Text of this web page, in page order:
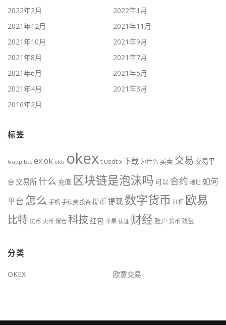
2022年2月
2022年1月
2021年12月
2021年11月
2021年10月
2021年9月
2021年8月
2021年7月
2021年6月
2021年5月
2021年4月
2021年3月
2016年2月
标签
6 app btc exok okb okext usdtx下载 为什么 买卖 交易 交易平
台 交易所 什么 充值 区块链是泡沫吗 可以 合约 地址 如何
平台 怎么 手机 手续费 投资 提币 提现 数字货币 杠杆 欧易
比特法币 火币 爆仓 科技 红包 苹果 认证 财经 账户 货币 钱包
分类
OKEX 欧意交易